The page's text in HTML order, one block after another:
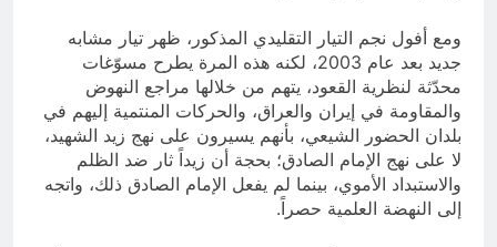
ومع أفول نجم التيار التقليدي المذكور، ظهر تيار مشابه
جديد بعد عام 2003، لكنه هذه المرة يطرح مسوّغات
محدّثة لنظرية القعود، يتهم من خلالها مراجع النهوض
والمقاومة في إيران والعراق، والحركات المنتمية إليهم في
بلدان الحضور الشيعي، بأنهم يسيرون على نهج زيد الشهيد،
لا على نهج الإمام الصادق؛ بحجة أن زيداً ثار ضد الظلم
والاستبداد الأموي، بينما لم يفعل الإمام الصادق ذلك، واتجه
إلى النهضة العلمية حصراً.